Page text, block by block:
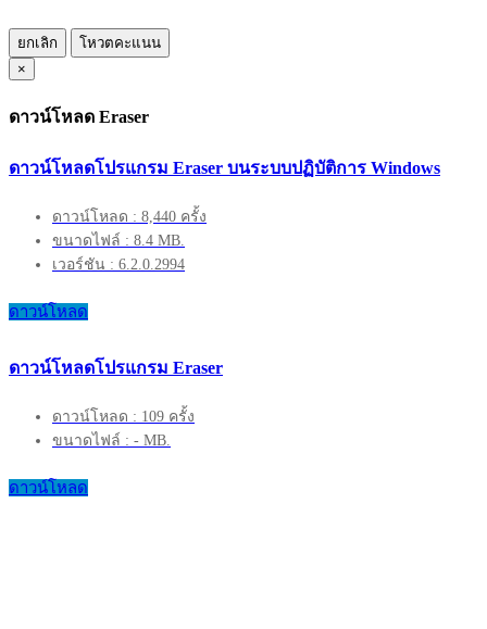
ยกเลิก
โหวตคะแนน
×
ดาวน์โหลด Eraser
ดาวน์โหลดโปรแกรม Eraser บนระบบปฏิบัติการ Windows
ดาวน์โหลด : 8,440 ครั้ง
ขนาดไฟล์ : 8.4 MB.
เวอร์ชัน : 6.2.0.2994
ดาวน์โหลด
ดาวน์โหลดโปรแกรม Eraser
ดาวน์โหลด : 109 ครั้ง
ขนาดไฟล์ : - MB.
ดาวน์โหลด